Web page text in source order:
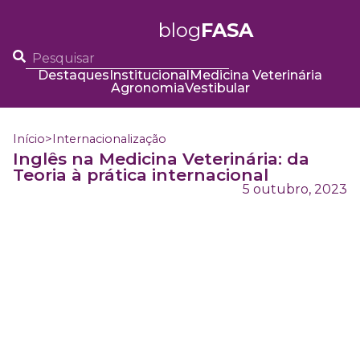
blogFASA
DestaquesInstitucionalMedicina Veterinária
AgronomiaVestibular
Início>Internacionalização
Inglês na Medicina Veterinária: da
Teoria à prática internacional
5 outubro, 2023